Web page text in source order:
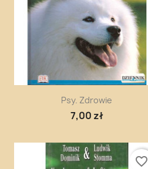
Szybki podgląd
Psy. Zdrowie
7,00 zł
favorite_border